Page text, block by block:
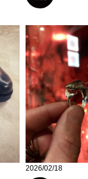
2026/02/18